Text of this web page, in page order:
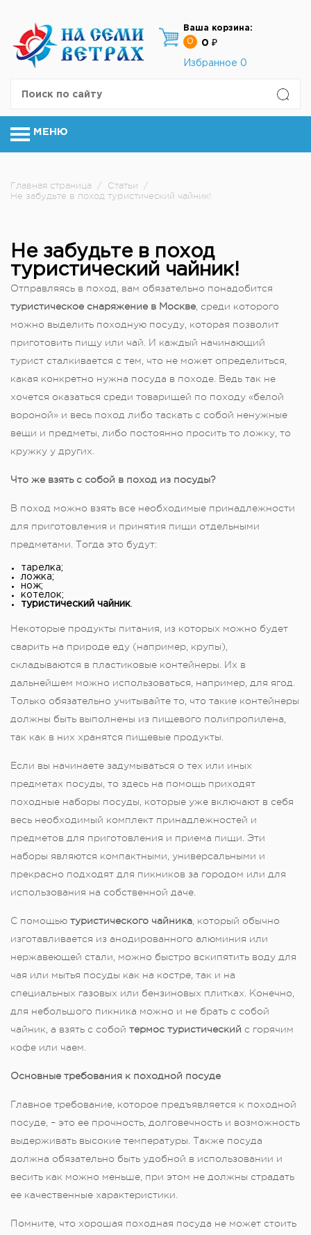
Ваша корзина:
0
0 ₽
Избранное 0
МЕНЮ
Главная страница / Статьи
/
Не забудьте в поход туристический чайник!
Не забудьте в поход
туристический чайник!
Отправляясь в поход, вам обязательно понадобится
туристическое снаряжение в Москве , среди которого
можно выделить походную посуду, которая позволит
приготовить пищу или чай. И каждый начинающий
турист сталкивается с тем, что не может определиться,
какая конкретно нужна посуда в походе. Ведь так не
хочется оказаться среди товарищей по походу «белой
вороной» и весь поход либо таскать с собой ненужные
вещи и предметы, либо постоянно просить то ложку, то
кружку у других.
Что же взять с собой в поход из посуды?
В поход можно взять все необходимые принадлежности
для приготовления и принятия пищи отдельными
предметами. Тогда это будут:
тарелка;
ложка;
нож;
котелок;
туристический чайник
Некоторые продукты питания, из которых можно будет
сварить на природе еду (например, крупы),
складываются в пластиковые контейнеры. Их в
дальнейшем можно использоваться, например, для ягод.
Только обязательно учитывайте то, что такие контейнеры
должны быть выполнены из пищевого полипропилена,
так как в них хранятся пищевые продукты.
Если вы начинаете задумываться о тех или иных
предметах посуды, то здесь на помощь приходят
походные наборы посуды, которые уже включают в себя
весь необходимый комплект принадлежностей и
предметов для приготовления и приема пищи. Эти
наборы являются компактными, универсальными и
прекрасно подходят для пикников за городом или для
использования на собственной даче.
С помощью туристического чайника , который обычно
изготавливается из анодированного алюминия или
нержавеющей стали, можно быстро вскипятить воду для
чая или мытья посуды как на костре, так и на
специальных газовых или бензиновых плитках. Конечно,
для небольшого пикника можно и не брать с собой
чайник, а взять с собой термос туристический с горячим
кофе или чаем.
Основные требования к походной посуде
Главное требование, которое предъявляется к походной
посуде, – это ее прочность, долговечность и возможность
выдерживать высокие температуры. Также посуда
должна обязательно быть удобной в использовании и
весить как можно меньше, при этом не должны страдать
ее качественные характеристики.
Помните, что хорошая походная посуда не может стоить